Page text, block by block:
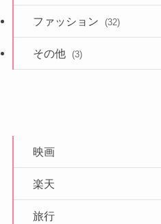
ファッション (32)
その他 (3)
映画
楽天
旅行